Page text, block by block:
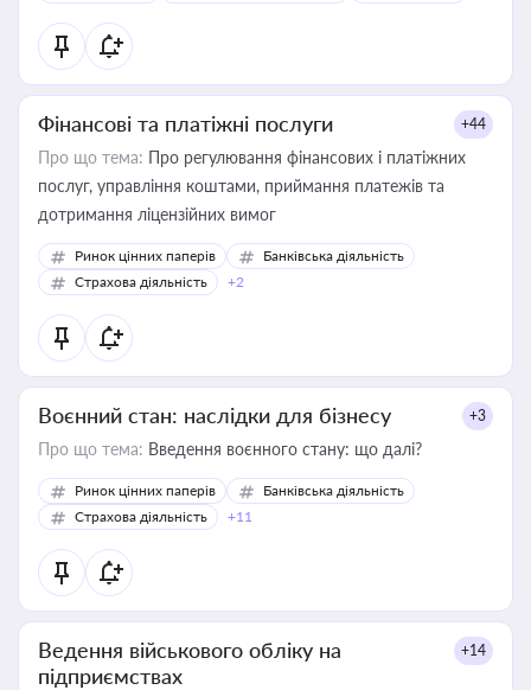
Фінансові та платіжні послуги +44
Про що тема: Про регулювання фінансових і платіжних
послуг, управління коштами, приймання платежів та
дотримання ліцензійних вимог
Ринок цінних паперів
Банківська діяльність
Страхова діяльність
+2
Воєнний стан: наслідки для бізнесу +3
Про що тема: Введення воєнного стану: що далі?
Ринок цінних паперів
Банківська діяльність
Страхова діяльність
+11
Ведення військового обліку на
підприємствах
+14